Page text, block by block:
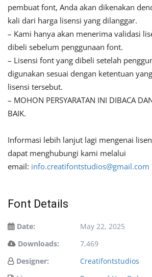
pembuat font, Anda akan dikenakan
kali dari harga lisensi yang dilanggar.
– Kami hanya akan menerima validasi
dibeli sebelum penggunaan font.
– Lisensi font yang dibeli setelah
digunakan sesuai dengan ketentuan
lisensi tersebut.
– MOHON PERSYARATAN INI DIBACA
BAIK.
Informasi lebih lanjut lagi mengenai
dapat menghubungi kami melalui
email: info.creatifontstudios@gmail.com
Font Details
Date:
May 22, 2025
Downloads:
7,469
Designer:
Creatifontstudios